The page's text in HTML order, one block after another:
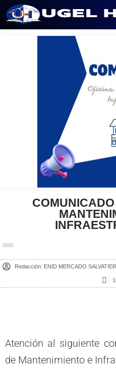
Redacción: ENID MERCADO
Atención al siguiente
de Mantenimiento e